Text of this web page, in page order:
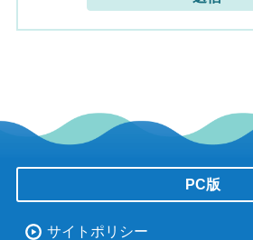
PC版
サイトポリシー